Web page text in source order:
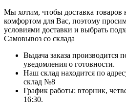
Мы хотим, чтобы доставка товаров
комфортом для Вас, поэтому
условиями доставки и выбрать
Самовывоз со склада
Выдача заказа производится
уведомления о готовности.
Наш склад находится по
склад №8
График работы: вторник,
16:30.